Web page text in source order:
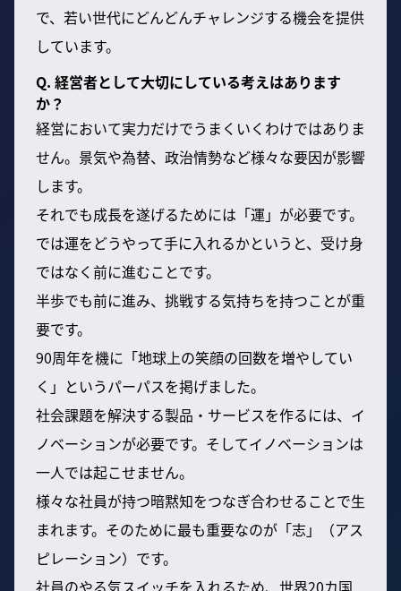
で、若い世代にどんどんチャレンジする機会を提供
しています。
Q. 経営者として大切にしている考えはあります
か？
経営において実力だけでうまくいくわけではありま
せん。景気や為替、政治情勢など様々な要因が影響
します。
それでも成長を遂げるためには「運」が必要です。
では運をどうやって手に入れるかというと、受け身
ではなく前に進むことです。
半歩でも前に進み、挑戦する気持ちを持つことが重
要です。
90周年を機に「地球上の笑顔の回数を増やしてい
く」というパーパスを掲げました。
社会課題を解決する製品・サービスを作るには、イ
ノベーションが必要です。そしてイノベーションは
一人では起こせません。
様々な社員が持つ暗黙知をつなぎ合わせることで生
まれます。そのために最も重要なのが「志」（アス
ピレーション）です。
社員のやる気スイッチを入れるため、世界20カ国